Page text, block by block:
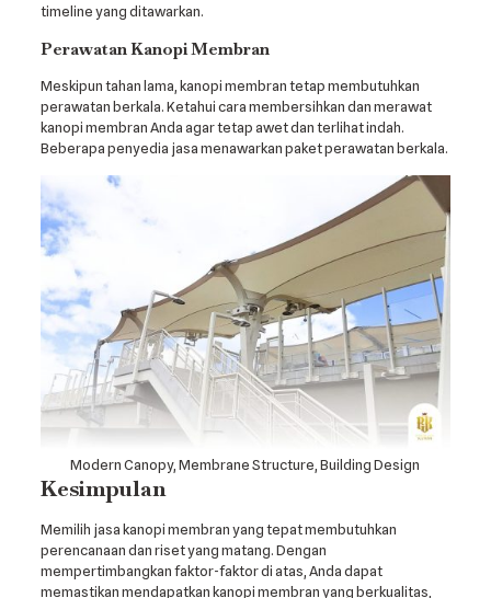
timeline yang ditawarkan.
Perawatan Kanopi Membran
Meskipun tahan lama, kanopi membran tetap membutuhkan
perawatan berkala. Ketahui cara membersihkan dan merawat
kanopi membran Anda agar tetap awet dan terlihat indah.
Beberapa penyedia jasa menawarkan paket perawatan berkala.
Modern Canopy, Membrane Structure, Building Design
Kesimpulan
Memilih jasa kanopi membran yang tepat membutuhkan
perencanaan dan riset yang matang. Dengan
mempertimbangkan faktor-faktor di atas, Anda dapat
memastikan mendapatkan kanopi membran yang berkualitas,